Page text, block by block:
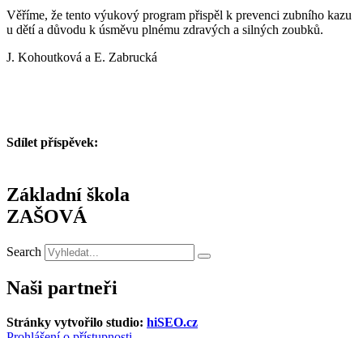
Věříme, že tento výukový program přispěl k prevenci zubního kazu
u dětí a důvodu k úsměvu plnému zdravých a silných zoubků.
J. Kohoutková a E. Zabrucká
Sdílet příspěvek:
Základní škola
ZAŠOVÁ
Search
Naši partneři
Stránky vytvořilo studio: hiSEO.cz